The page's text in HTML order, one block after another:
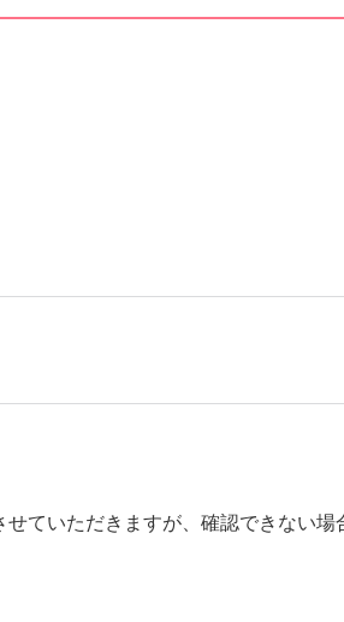
ていただきますが、確認できない